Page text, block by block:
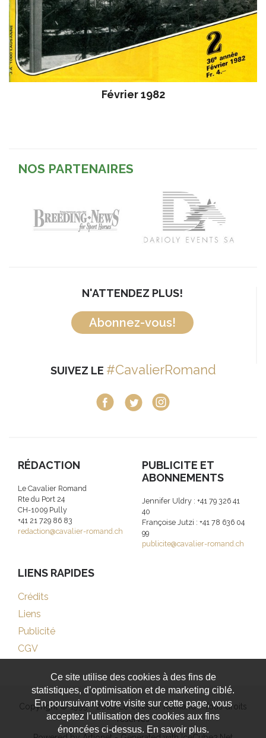
Février 1982
NOS PARTENAIRES
N'ATTENDEZ PLUS!
Abonnez-vous!
SUIVEZ LE #CavalierRomand
RÉDACTION
Le Cavalier Romand
Rte du Port 24
CH-1009 Pully
+41 21 729 86 83
redaction@cavalier-romand.ch
PUBLICITE ET
ABONNEMENTS
Jennifer Uldry : +41 79 326 41
40
Françoise Jutzi : +41 78 636 04
99
publicite@cavalier-romand.ch
LIENS RAPIDES
Crédits
Liens
Publicité
CGV
Copyright © 1999 - 2026 Le Cavalier Romand - Tous droits
réservés
Ce site utilise des cookies à des fins de
statistiques, d’optimisation et de marketing ciblé.
En poursuivant votre visite sur cette page, vous
acceptez l’utilisation des cookies aux fins
énoncées ci-dessus. En savoir plus.